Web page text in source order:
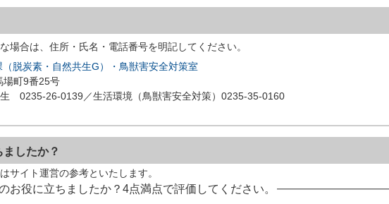
場合は、住所・氏名・電話番号を明記してください。
脱炭素・自然共生G）・鳥獣害安全対策室
町9番25号
0235-26-0139／生活環境（鳥獣害安全対策）0235-35-0160
したか？
サイト運営の参考といたします。
お役に立ちましたか？4点満点で評価してください。